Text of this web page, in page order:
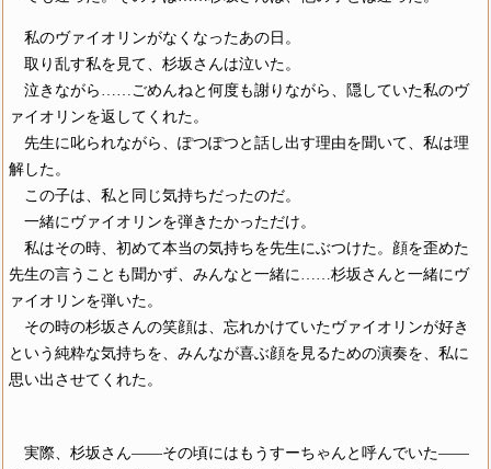
私のヴァイオリンがなくなったあの日。
取り乱す私を見て、杉坂さんは泣いた。
泣きながら……ごめんねと何度も謝りながら、隠していた私のヴ
ァイオリンを返してくれた。
先生に叱られながら、ぽつぽつと話し出す理由を聞いて、私は理
解した。
この子は、私と同じ気持ちだったのだ。
一緒にヴァイオリンを弾きたかっただけ。
私はその時、初めて本当の気持ちを先生にぶつけた。顔を歪めた
先生の言うことも聞かず、みんなと一緒に……杉坂さんと一緒にヴ
ァイオリンを弾いた。
その時の杉坂さんの笑顔は、忘れかけていたヴァイオリンが好き
という純粋な気持ちを、みんなが喜ぶ顔を見るための演奏を、私に
思い出させてくれた。
実際、杉坂さん――その頃にはもうすーちゃんと呼んでいた――